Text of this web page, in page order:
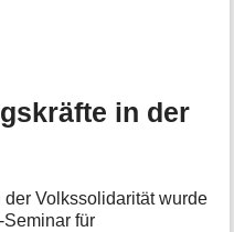
in der
der Volkssolidarität wurde
für